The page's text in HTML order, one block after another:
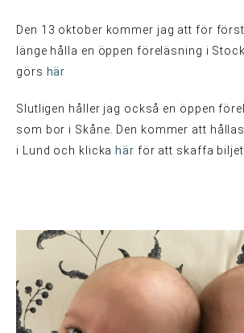
Den 13 oktober kommer jag att för
länge hålla en öppen föreläsning i
görs här
Slutligen håller jag också en öppen
som bor i Skåne. Den kommer att
i Lund och klicka här för att skaffa